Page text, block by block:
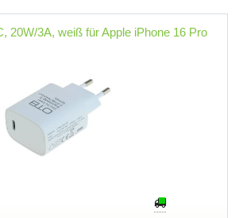
20W/3A, weiß für Apple iPhone 16 Pro